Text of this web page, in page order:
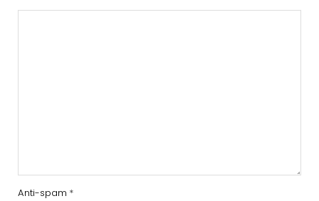
Anti-spam